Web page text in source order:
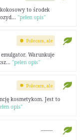
to środek
"pełen opis"
Warunkuje
"pełen opis"
Polecam, ale
kosmetykom. Jest to
opis"
Polecam, ale
--------